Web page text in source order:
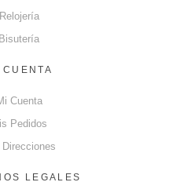
Relojería
Bisutería
CUENTA
Cuenta
Pedidos
Direcciones
LEGALES